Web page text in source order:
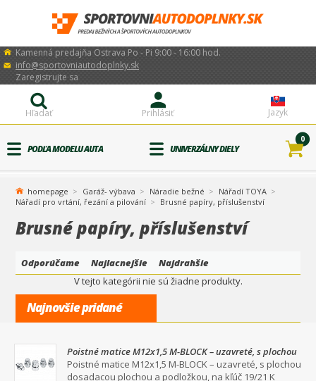
Kamenná predajňa Ostrava Po - Pi 9:00 - 16:00 hod.
info@sportovniautodoplnky.sk
Jazyk
Prihlásiť
Zaregistrujte sa
Hľadať
PODĽA MODELU AUTA UNIVERZÁLNY DIELY
0
homepage Garáž- výbava Náradie bežné
Nářadí TOYA
Nářadí pro vrtání, řezání a pilování
Brusné papíry, příslušenství
Brusné papíry, příslušenství
Odporúčame Najlacnejšie
Najdrahšie
V tejto kategórii nie sú žiadne produkty.
Najnovšie pridané
Poistné matice M12x1,5 M-BLOCK – uzavreté, s plochou
dosadacou plochou a podložkou, na kľúč 19/21
Poistné matice M12x1,5 M-BLOCK – uzavreté, s plochou
dosadacou plochou a podložkou, na kľúč 19/21 K